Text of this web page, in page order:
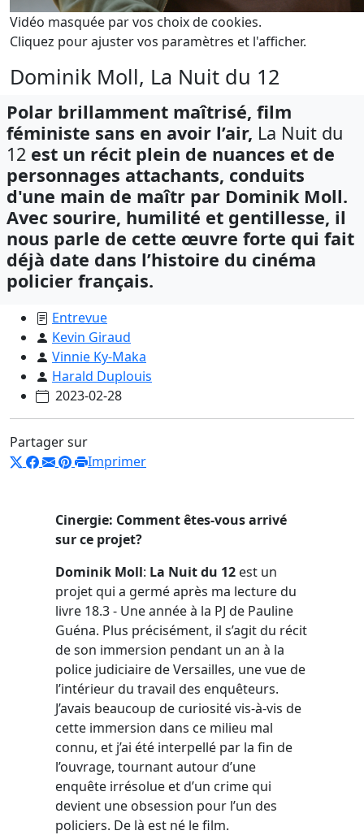
Vidéo masquée par vos choix de cookies.
Cliquez pour ajuster vos paramètres et l'afficher.
Dominik Moll, La Nuit du 12
Polar brillamment maîtrisé, film
féministe sans en avoir l’air, La Nuit du
12 est un récit plein de nuances et de
personnages attachants, conduits
d'une main de maîtr par Dominik Moll.
Avec sourire, humilité et gentillesse, il
nous parle de cette œuvre forte qui fait
déjà date dans l’histoire du cinéma
policier français.
Entrevue
Kevin Giraud
Vinnie Ky-Maka
Harald Duplouis
2023-02-28
Partager sur
Imprimer
Cinergie: Comment êtes-vous arrivé
sur ce projet?
Dominik Moll: La Nuit du 12 est un
projet qui a germé après ma lecture du
livre 18.3 - Une année à la PJ de Pauline
Guéna. Plus précisément, il s’agit du récit
de son immersion pendant un an à la
police judiciaire de Versailles, une vue de
l’intérieur du travail des enquêteurs.
J’avais beaucoup de curiosité vis-à-vis de
cette immersion dans ce milieu mal
connu, et j’ai été interpellé par la fin de
l’ouvrage, tournant autour d’une
enquête irrésolue et d’un crime qui
devient une obsession pour l’un des
policiers. De là est né le film.